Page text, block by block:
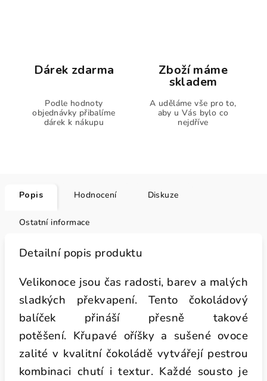
Dárek zdarma
Podle hodnoty
objednávky přibalíme
dárek k nákupu
Zboží máme
skladem
A uděláme vše pro to,
aby u Vás bylo co
nejdříve
Popis Hodnocení Diskuze
Ostatní informace
Detailní popis produktu
Velikonoce jsou čas radosti, barev a malých
sladkých překvapení. Tento čokoládový
balíček přináší přesně takové
potěšení. Křupavé oříšky a sušené ovoce
zalité v kvalitní čokoládě vytvářejí pestrou
kombinaci chutí i textur. Každé sousto je